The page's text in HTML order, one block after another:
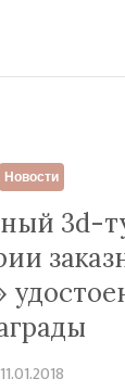
Новости
3d-
11.01.2018